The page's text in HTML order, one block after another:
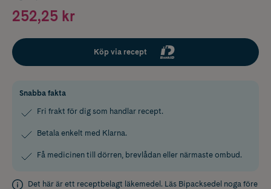
252,25 kr
Köp via recept
Snabba fakta
Fri frakt för dig som handlar recept.
Betala enkelt med Klarna.
Få medicinen till dörren, brevlådan eller närmaste ombud.
Det här är ett receptbelagt läkemedel. Läs Bipacksedel noga före